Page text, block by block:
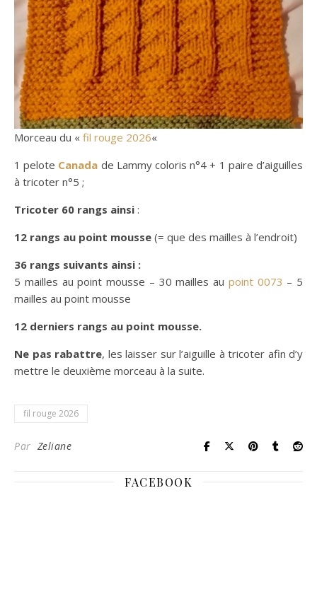
Morceau du « fil rouge 2026«
1 pelote Canada de Lammy coloris n°4 + 1 paire d’aiguilles
à tricoter n°5 ;
Tricoter 60 rangs ainsi :
12 rangs au point mousse (= que des mailles à l’endroit)
36 rangs suivants ainsi :
5 mailles au point mousse – 30 mailles au point 0073 – 5
mailles au point mousse
12 derniers rangs au point mousse.
Ne pas rabattre, les laisser sur l’aiguille à tricoter afin d’y
mettre le deuxième morceau à la suite.
fil rouge 2026
Par Zeliane
FACEBOOK